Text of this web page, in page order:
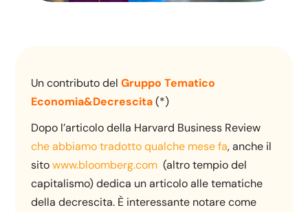
Un contributo delGruppo Tematico
Economia&Decrescita(*)
Dopo l’articolo della Harvard Business Review
che abbiamo tradotto qualche mese fa, anche il
sitowww.bloomberg.com (altro tempio del
capitalismo) dedica un articolo alle tematiche
della decrescita. È interessante notare come